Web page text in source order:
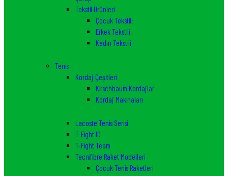
Tekstil Ürünleri
Çocuk Tekstili
Erkek Tekstili
Kadın Tekstili
Tenis
Kordaj Çeşitleri
Kirschbaum Kordajlar
Kordaj Makinaları
Lacoste Tenis Serisi
T-Fight ID
T-Fight Team
Tecnifibre Raket Modelleri
Çocuk Tenis Raketleri